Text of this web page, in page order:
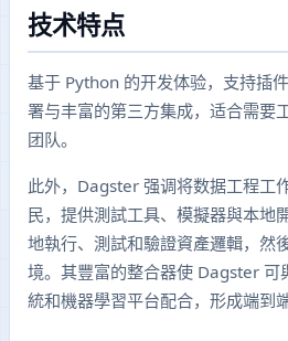
技术特点
基于 Python 的开发体验，支持插
署与丰富的第三方集成，适合需要
团队。
此外，Dagster 强调将数据工程工
民，提供測試工具、模擬器與本地
地執行、測試和驗證資產邏輯，然
境。其豐富的整合器使 Dagster 可
統和機器學習平台配合，形成端到